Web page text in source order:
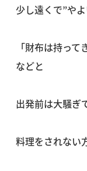
少し遠くで”や
「財布は持っ
などと
出発前は大騒ぎ
料理をされない